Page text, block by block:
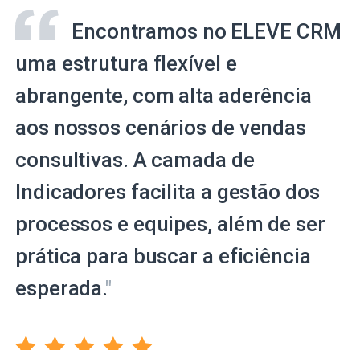
Encontramos no ELEVE CRM
uma estrutura flexível e
abrangente, com alta aderência
aos nossos cenários de vendas
consultivas. A camada de
Indicadores facilita a gestão dos
processos e equipes, além de ser
prática para buscar a eficiência
esperada."